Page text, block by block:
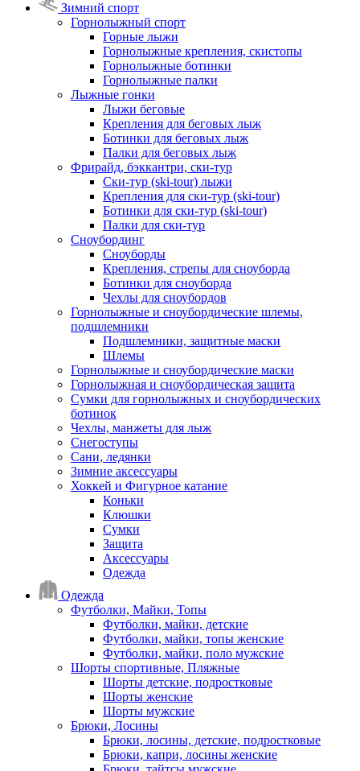
Зимний спорт
Горнолыжный спорт
Горные лыжи
Горнолыжные крепления, скистопы
Горнолыжные ботинки
Горнолыжные палки
Лыжные гонки
Лыжи беговые
Крепления для беговых лыж
Ботинки для беговых лыж
Палки для беговых лыж
Фрирайд, бэккантри, ски-тур
Ски-тур (ski-tour) лыжи
Крепления для ски-тур (ski-tour)
Ботинки для ски-тур (ski-tour)
Палки для ски-тур
Сноубординг
Сноуборды
Крепления, стрепы для сноуборда
Ботинки для сноуборда
Чехлы для сноубордов
Горнолыжные и сноубордические шлемы,
подшлемники
Подшлемники, защитные маски
Шлемы
Горнолыжные и сноубордические маски
Горнолыжная и сноубордическая защита
Сумки для горнолыжных и сноубордических
ботинок
Чехлы, манжеты для лыж
Снегоступы
Сани, ледянки
Зимние аксессуары
Хоккей и Фигурное катание
Коньки
Клюшки
Сумки
Защита
Аксессуары
Одежда
Одежда
Футболки, Майки, Топы
Футболки, майки, детские
Футболки, майки, топы женские
Футболки, майки, поло мужские
Шорты спортивные, Пляжные
Шорты детские, подростковые
Шорты женские
Шорты мужские
Брюки, Лосины
Брюки, лосины, детские, подростковые
Брюки, капри, лосины женские